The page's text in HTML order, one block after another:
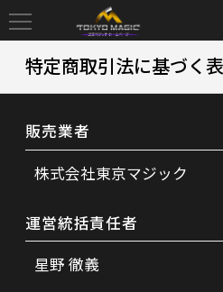
特定商取引法に基づく
販売業者
株式会社東京マジック
運営統括責任者
星野 徹義